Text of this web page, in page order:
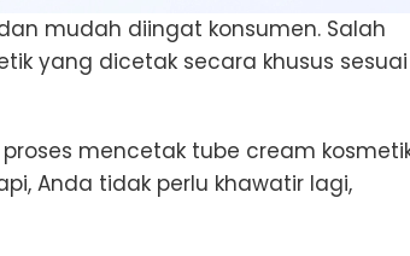
mudah diingat konsumen. Salah
yang dicetak secara khusus sesuai
mencetak tube cream
Anda tidak perlu khawatir lagi,